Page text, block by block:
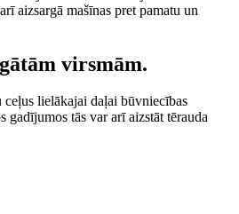
aizsargā mašīnas pret pamatu un
virsmām.
lielākajai daļai būvniecības
tās var arī aizstāt tērauda